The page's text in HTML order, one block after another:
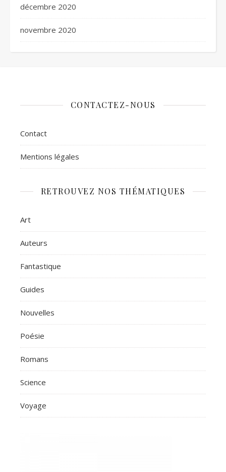
décembre 2020
novembre 2020
CONTACTEZ-NOUS
Contact
Mentions légales
RETROUVEZ NOS THÉMATIQUES
Art
Auteurs
Fantastique
Guides
Nouvelles
Poésie
Romans
Science
Voyage